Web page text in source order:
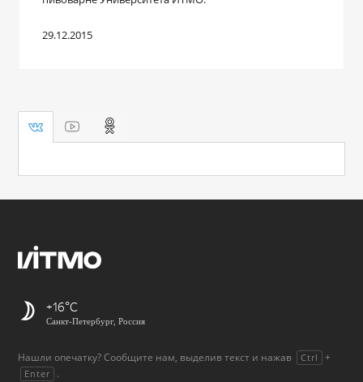
29.12.2015
+16
Санкт-Петербург, Россия
Нашли опечатку? Сообщите нам, выделив текст и нажав Ctrl +
Enter .